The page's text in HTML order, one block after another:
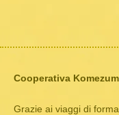
Cooperativa
Grazie ai viaggi di